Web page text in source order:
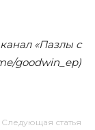
«Пазлы с
goodwin_ep)
Следующая статья